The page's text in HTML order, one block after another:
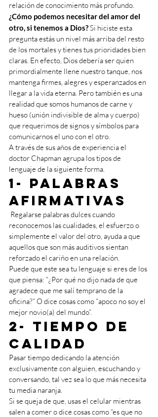
relación de conocimiento más profundo.
¿Cómo podemos necesitar del amor del
otro, si tenemos a Dios? Si hiciste esta
pregunta estás un nivel más arriba del resto
de los mortales y tienes tus prioridades bien
claras. En efecto, Dios debería ser quien
primordialmente llene nuestro tanque, nos
mantenga firmes, alegres y esperanzados en
llegar a la vida eterna. Pero también es una
realidad que somos humanos de carne y
hueso (unión indivisible de alma y cuerpo)
que requerimos de signos y símbolos para
comunicarnos el uno con el otro.
A través de sus años de experiencia el
doctor Chapman agrupa los tipos de
lenguaje de la siguiente forma.
1- Palabras
afirmativas
Regalarse palabras dulces cuando
reconocemos las cualidades, el esfuerzo o
simplemente el valor del otro, ayuda a que
aquellos que son más auditivos sientan
reforzado el cariño en una relación.
Puede que este sea tu lenguaje si eres de los
que piensa: “¿Por qué no dijo nada de que
agradece que me salí temprano de la
oficina?” O dice cosas como “apoco no soy el
mejor novio(a) del mundo”.
2- Tiempo de
calidad
Pasar tiempo dedicando la atención
exclusivamente con alguien, escuchando y
conversando, tal vez sea lo que más necesita
tu media naranja.
Si se queja de que, usas el celular mientras
salen a comer o dice cosas como “es que no